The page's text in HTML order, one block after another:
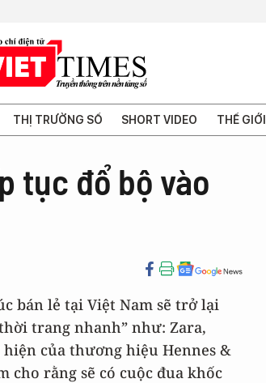
THỊ TRƯỜNG SỐ SHORT VIDEO THẾ GIỚI
tục đổ bộ vào
bán lẻ tại Việt Nam sẽ trở lại
trang nhanh” như: Zara,
của thương hiệu Hennes &
rằng sẽ có cuộc đua khốc